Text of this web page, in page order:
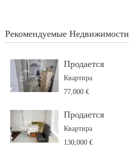
Рекомендуемые Недвижимости
Продается
Квартира
77,000 €
Продается
Квартира
130,000 €